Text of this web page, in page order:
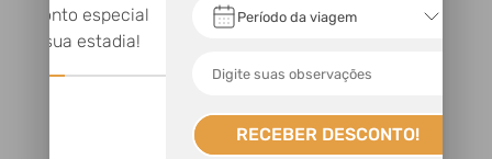
desconto especial
para sua estadia!
Período da viagem
RECEBER DESCONTO!